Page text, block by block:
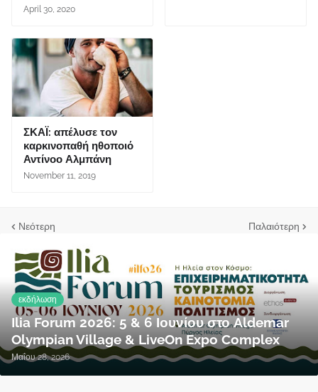
April 30, 2020
ΣΚΑΪ: απέλυσε τον
καρκινοπαθή ηθοποιό
Αντίνοο Αλμπάνη
November 11, 2019
Νεότερη Παλαιότερη
εκδήλωση
Ilia Forum 2026: 5 & 6 Ιουνίου στο Aldemar
Olympian Village & LiveOn Expo Complex
Μαΐου 28, 2026